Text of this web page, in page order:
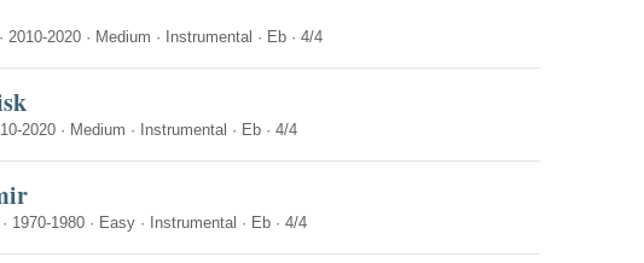
· 2010-2020 · Medium · Instrumental · Eb · 4/4
2020 · Medium · Instrumental · Eb · 4/4
· 1970-1980 · Easy · Instrumental · Eb · 4/4